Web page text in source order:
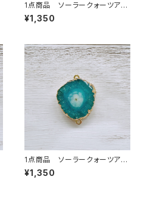
1点商品 ソーラークォーツアク
ア 2カン ④
¥1,350
1点商品 ソーラークォーツアク
ア 2カン ⑧
¥1,350